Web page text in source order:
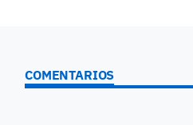
COMENTARIOS